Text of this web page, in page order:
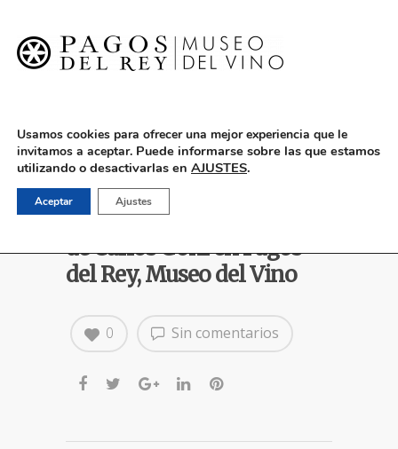
English
Aplazamiento hasta
septiembre del concierto
de Carlos Goñi en Pagos
del Rey, Museo del Vino
Sin comentarios
0
Usamos cookies para ofrecer una mejor experiencia que le
invitamos a aceptar. Puede informarse sobre las que estamos
utilizando o desactivarlas en AJUSTES.
Aceptar Ajustes